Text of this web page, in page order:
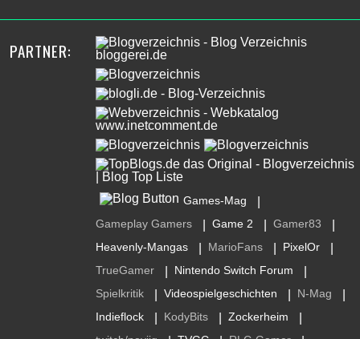
PARTNER:
Games-Mag
Gameplay Gamers Game 2 Gamer83
Heavenly-Mangas MarioFans PixelOr
TrueGamer Nintendo Switch Forum
Spielkritik Videospielgeschichten N-Mag
Indieflock KodyBits Zockerheim